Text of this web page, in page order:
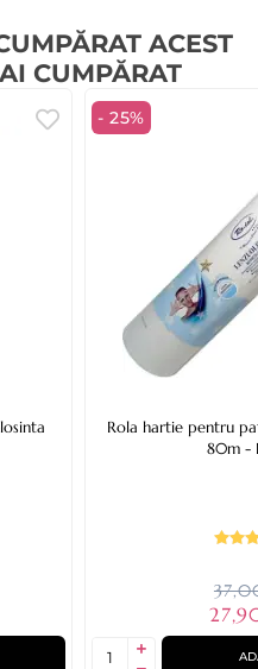
ACEST
CUMPĂRAT
- 25%
Rola hartie pentru
80m -